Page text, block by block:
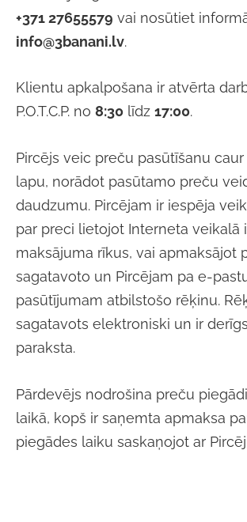
+371 27655579 vai nosūtiet
info@3banani.lv.
Klientu apkalpošana ir atvērta
P.O.T.C.P. no 8:30 līdz 17:00.
Pircējs veic preču pasūtīšanu caur
lapu, norādot pasūtamo preču
daudzumu. Pircējam ir iespēja
par preci lietojot Interneta veikalā
maksājuma rīkus, vai apmaksājot
sagatavoto un Pircējam pa e-
pasūtījumam atbilstošo rēķinu.
sagatavots elektroniski un ir
paraksta.
Pārdevējs nodrošina preču piegādi
laikā, kopš ir saņemta apmaksa
piegādes laiku saskaņojot ar